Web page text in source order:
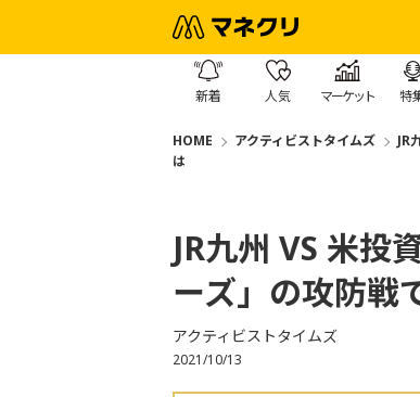
新着 人気 マーケット 特
HOME アクティビストタイムズ
JR
は
JR九州 VS 米投
ーズ」の攻防戦
アクティビストタイムズ
2021/10/13